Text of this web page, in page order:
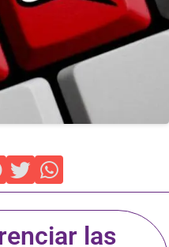
las